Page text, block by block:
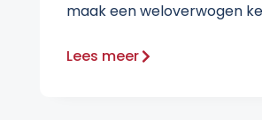
maak een weloverwogen
Lees meer